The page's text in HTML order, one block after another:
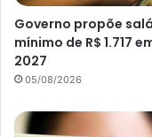
Governo propõe
mínimo de R$ 1.717
2027
05/08/2026